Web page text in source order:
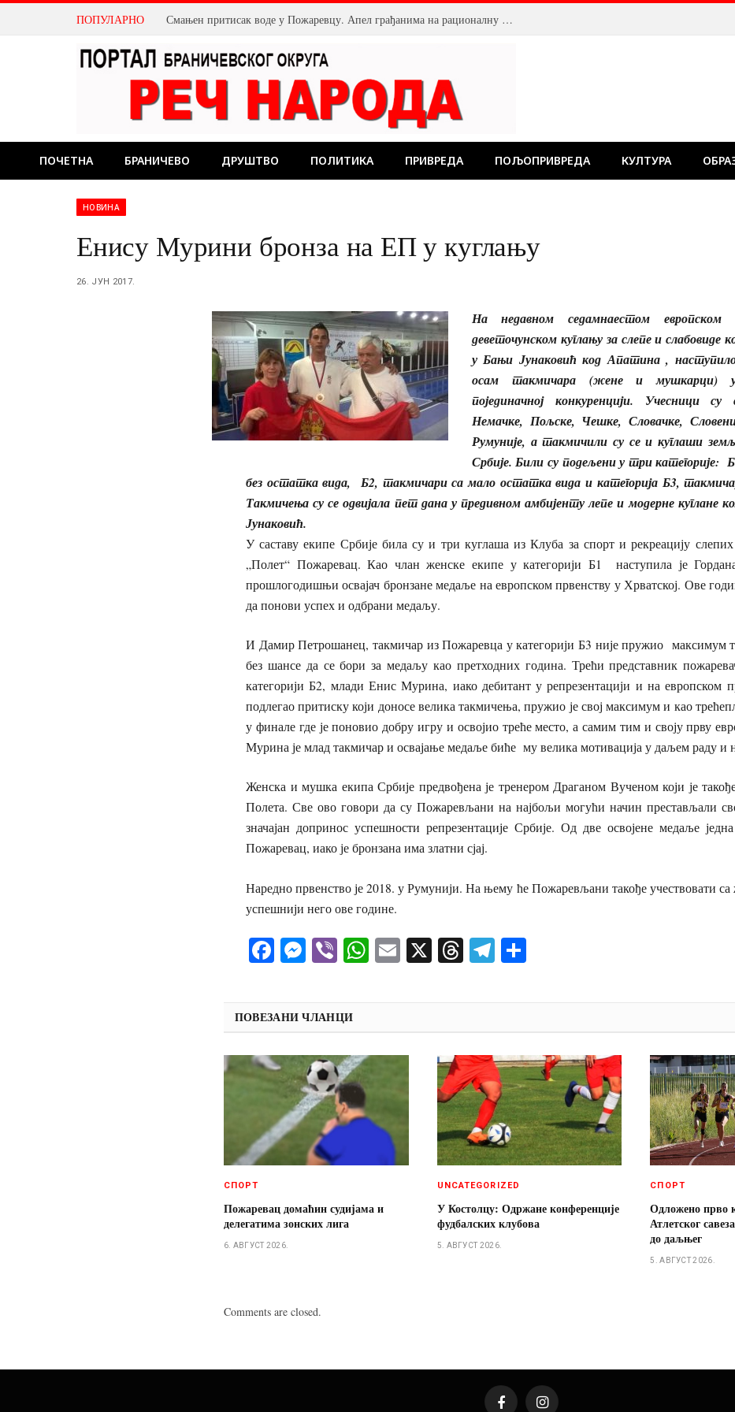
ПОПУЛАРНО Смањен притисак воде у Пожаревцу. Апел грађанима на рационалну потрошњу
ПОЧЕТНА БРАНИЧЕВО ДРУШТВО ПОЛИТИКА ПРИВРЕДА ПОЉОПРИВРЕДА КУЛТУРА
НОВИНА
Енису Мурини бронза на ЕП у куглању
26. ЈУН 2017.
На недавном седамнаестом европском
деветочунском куглању за слепе и слабовиде
у Бањи Јунаковић код Апатина , наступило
осам такмичара (жене и мушкарци)
појединачној конкуренцији. Учесници
Немачке, Пољске, Чешке, Словачке,
Румуније, а такмичили су се и куглаши
Србије. Били су подељени у три категорије:
без остатка вида, Б2, такмичари са мало остатка вида и категорија Б3,
Такмичења су се одвијала пет дана у предивном амбијенту лепе и модерне куглане
Јунаковић.
У саставу екипе Србије била су и три куглаша из Клуба за спорт и рекреацију
„Полет“ Пожаревац. Као члан женске екипе у категорији Б1 наступила је
прошлогодишњи освајач бронзане медаље на европском првенству у Хрватској. Ове
да понови успех и одбрани медаљу.
И Дамир Петрошанец, такмичар из Пожаревца у категорији Б3 није пружио максимум
без шансе да се бори за медаљу као претходних година. Трећи представник
категорији Б2, млади Енис Мурина, иако дебитант у репрезентацији и на европском
подлегао притиску који доносе велика такмичења, пружио је свој максимум и као
у финале где је поновио добру игру и освојио треће место, а самим тим и своју прву
Мурина је млад такмичар и освајање медаље биће му велика мотивација у даљем раду и
Женска и мушка екипа Србије предвођена је тренером Драганом Вученом који је
Полета. Све ово говори да су Пожаревљани на најбољи могући начин престављали
значајан допринос успешности репрезентације Србије. Од две освојене медаље
Пожаревац, иако је бронзана има златни сјај.
Наредно првенство је 2018. у Румунији. На њему ће Пожаревљани такође учествовати
успешнији него ове године.
Facebook
Messenger
ViberWhatsApp
Email
X ThreadsTelegram
ПОВЕЗАНИ ЧЛАНЦИ
СПОРТ
Пожаревац домаћин судијама и
делегатима зонских лига
6. АВГУСТ 2026.
UNCATEGORIZED
У Костолцу: Одржане конференције
фудбалских клубова
5. АВГУСТ 2026.
СПОРТ
Одложено прво
Атлетског
до даљњег
5. АВГУСТ 2026.
Comments are closed.
FacebookInstagram